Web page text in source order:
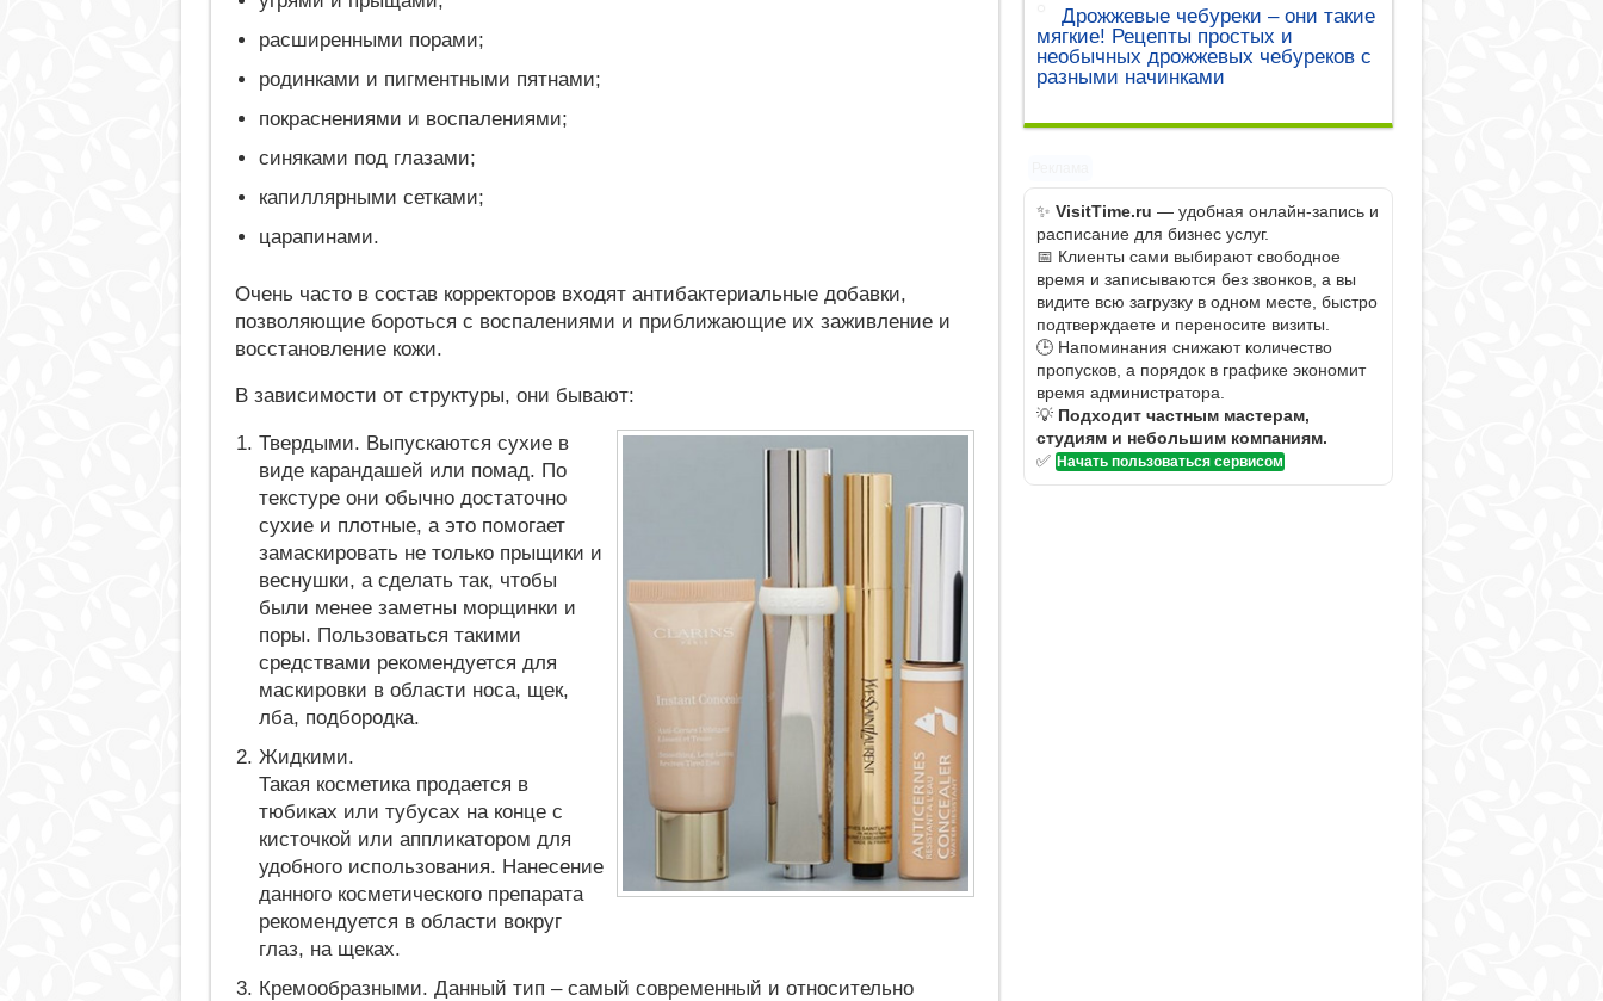
расширенными порами;
родинками и пигментными пятнами;
покраснениями и воспалениями;
синяками под глазами;
капиллярными сетками;
царапинами.
Очень часто в состав корректоров входят антибактериальные добавки,
позволяющие бороться с воспалениями и приближающие их заживление и
восстановление кожи.
В зависимости от структуры, они бывают:
Твердыми. Выпускаются сухие в
виде карандашей или помад. По
текстуре они обычно достаточно
сухие и плотные, а это помогает
замаскировать не только прыщики и
веснушки, а сделать так, чтобы
были менее заметны морщинки и
поры. Пользоваться такими
средствами рекомендуется для
маскировки в области носа, щек,
лба, подбородка.
Жидкими.
Такая косметика продается в
тюбиках или тубусах на конце с
кисточкой или аппликатором для
удобного использования. Нанесение
данного косметического препарата
рекомендуется в области вокруг
глаз, на щеках.
Кремообразными. Данный тип – самый современный и относительно
Дрожжевые чебуреки – они такие
мягкие! Рецепты простых и
необычных дрожжевых чебуреков с
разными начинками
✨ VisitTime.ru — удобная онлайн-запись и
расписание для бизнес услуг.
📅 Клиенты сами выбирают свободное
время и записываются без звонков, а вы
видите всю загрузку в одном месте, быстро
подтверждаете и переносите визиты.
🕒 Напоминания снижают количество
пропусков, а порядок в графике экономит
время администратора.
💡 Подходит частным мастерам,
студиям и небольшим компаниям.
✅ Начать пользоваться сервисом